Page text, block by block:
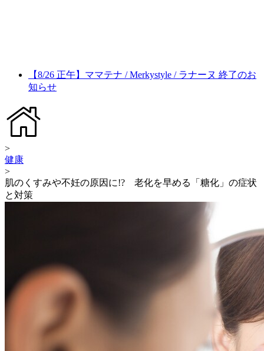
【8/26 正午】ママテナ / Merkystyle / ラナーヌ 終了のお
知らせ
>
健康
>
肌のくすみや不妊の原因に!? 老化を早める「糖化」の症状
と対策